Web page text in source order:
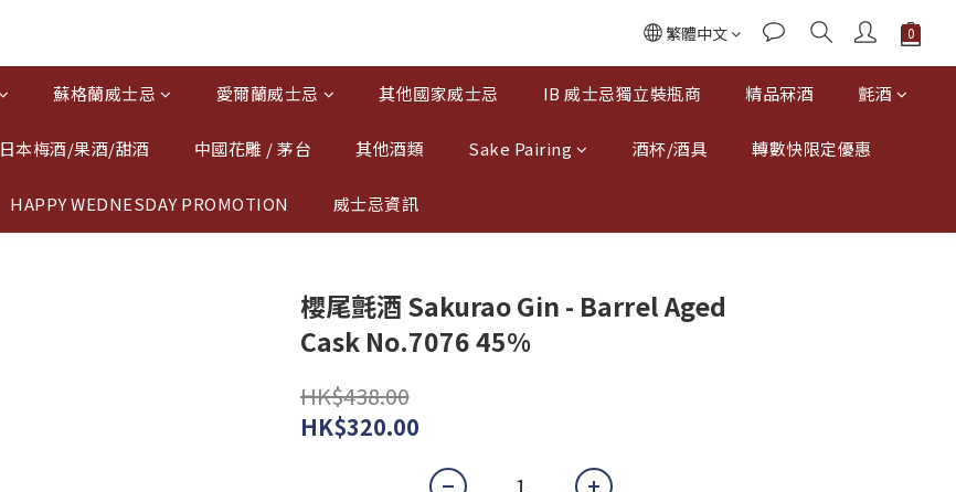
繁體中文
蘇格蘭威士忌 愛爾蘭威士忌 其他國家威士忌 IB 威士忌獨立裝瓶商 精品冧酒 氈酒
日本梅酒/果酒/甜酒 中國花雕 / 茅台 其他酒類 Sake Pairing 酒杯/酒具 轉數快限定優惠
HAPPY WEDNESDAY PROMOTION 威士忌資訊
櫻尾氈酒 Sakurao Gin - Barrel Aged
Cask No.7076 45%
HK$438.00
HK$320.00